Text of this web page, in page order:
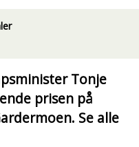
Tonje
prisen på
Se alle